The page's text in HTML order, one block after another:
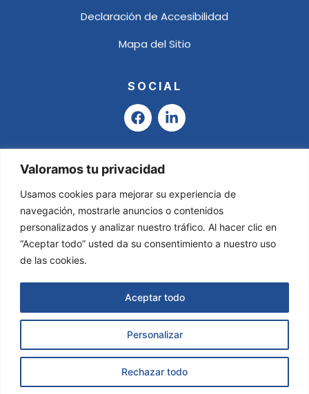
Valoramos tu privacidad
Usamos cookies para mejorar su experiencia de
navegación, mostrarle anuncios o contenidos
personalizados y analizar nuestro tráfico. Al hacer clic en
“Aceptar todo” usted da su consentimiento a nuestro uso
de las cookies.
Personalizar
Rechazar todo
Aceptar todo
Declaración de Accesibilidad
Mapa del Sitio
SOCIAL
F
a
e
b
o
o
k
L
i
k
i
n
-
i
n
Asesoría Valladares & García © 2025
los derechos reservados.Página Web creada por
S4B Group.
Solicitar Información